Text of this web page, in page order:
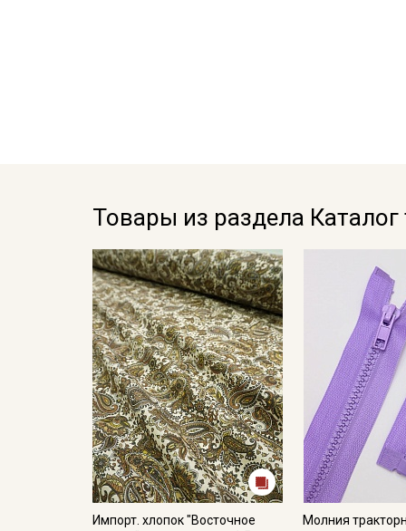
Товары из раздела Каталог
Импорт. хлопок "Восточное
Молния